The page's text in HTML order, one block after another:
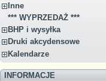
Inne
*** WYPRZEDAŻ ***
BHP i wysyłka
Druki akcydensowe
Kalendarze
INFORMACJE